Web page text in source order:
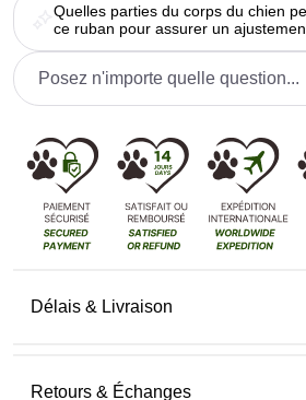
Quelles parties du corps du chien
ce ruban pour assurer un
Délais & Livraison
Retours & Échanges